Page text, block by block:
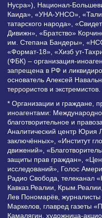
Нусра»), Национал-
Каида», «УНА-УНСО»,
татарского народа»,
Дивижн», «Братство»
им. Степана Бандеры»,
«Формат-18», «Хизб ут-
(ФБК) – организация-
запрещена в РФ и
основатель Алексей
террористов и экстремистов.
* Организации и граждане,
иноагентами:
благотворительное и
Аналитический центр Юрия
заключённых», «Институт
движений»,
защиты прав граждан»,
исследований», Голос
Радио Свобода, телеканал
Кавказ.Реалии,
Лев Пономарёв,
Маркелов, главред газеты
Камалягин, художница-